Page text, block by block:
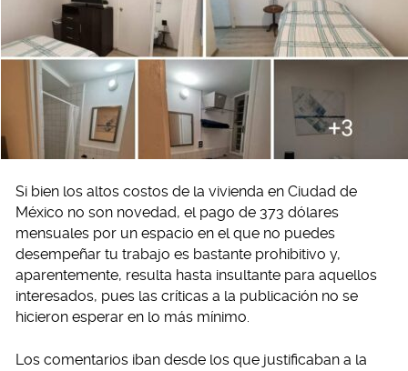
Si bien los altos costos de la vivienda en Ciudad de
México no son novedad, el pago de 373 dólares
mensuales por un espacio en el que no puedes
desempeñar tu trabajo es bastante prohibitivo y,
aparentemente, resulta hasta insultante para aquellos
interesados, pues las críticas a la publicación no se
hicieron esperar en lo más mínimo.
Los comentarios iban desde los que justificaban a la